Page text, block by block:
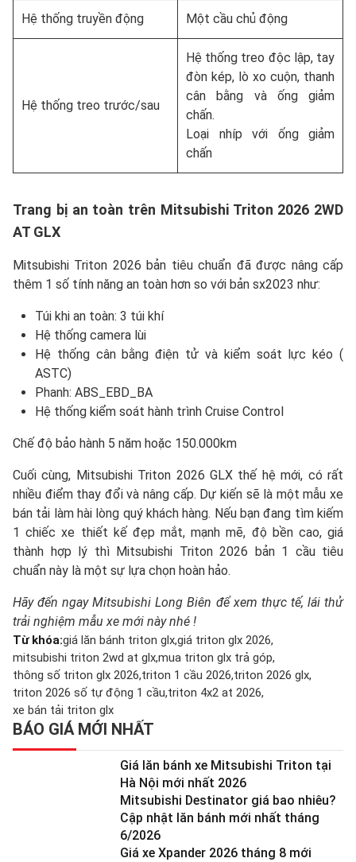
Hệ thống truyền động Một cầu chủ động
Hệ thống treo trước/sau
Hệ thống treo độc lập, tay
đòn kép, lò xo cuộn, thanh
cân bằng và ống giảm
chấn.
Loại nhíp với ống giảm
chấn
Trang bị an toàn trên Mitsubishi Triton 2026 2WD
AT GLX
Mitsubishi Triton 2026 bản tiêu chuẩn đã được nâng cấp
thêm 1 số tính năng an toàn hơn so với bản sx2023 như:
Túi khi an toàn: 3 túi khí
Hệ thống camera lùi
Hệ thống cân bằng điện tử và kiểm soát lực kéo (
ASTC)
Phanh: ABS_EBD_BA
Hệ thống kiểm soát hành trình Cruise Control
Chế độ bảo hành 5 năm hoặc 150.000km
Cuối cùng, Mitsubishi Triton 2026 GLX thế hệ mới, có rất
nhiều điểm thay đổi và nâng cấp. Dự kiến sẽ là một mẫu xe
bán tải làm hài lòng quý khách hàng. Nếu bạn đang tìm kiếm
1 chiếc xe thiết kế đẹp mắt, mạnh mẽ, độ bền cao, giá
thành hợp lý thì Mitsubishi Triton 2026 bản 1 cầu tiêu
chuẩn này là một sự lựa chọn hoàn hảo.
Hãy đến ngay Mitsubishi Long Biên để xem thực tế, lái thử
trải nghiệm mẫu xe mới này nhé !
Từ khóa:giá lăn bánh triton glxgiá triton glx 2026
mitsubishi triton 2wd at glxmua triton glx trả góp
thông số triton glx 2026 triton 1 cầu 2026 triton 2026 glx
triton 2026 số tự động 1 cầu triton 4x2 at 2026
xe bán tải triton glx
BÁO GIÁ MỚI NHẤT
Giá lăn bánh xe Mitsubishi Triton tại
Hà Nội mới nhất 2026
Mitsubishi Destinator giá bao nhiêu?
Cập nhật lăn bánh mới nhất tháng
6/2026
Giá xe Xpander 2026 tháng 8 mới